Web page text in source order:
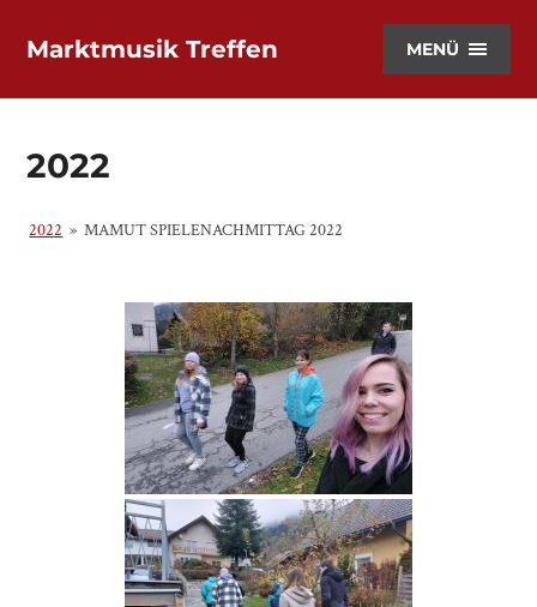
Marktmusik Treffen MENÜ
2022
2022 » MAMUT SPIELENACHMITTAG 2022